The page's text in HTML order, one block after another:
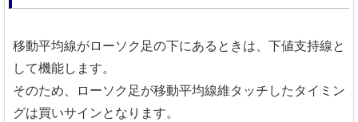
移動平均線がローソク足の下にあるときは、下値支持線と
して機能します。
そのため、ローソク足が移動平均線維タッチしたタイミン
グは買いサインとなります。